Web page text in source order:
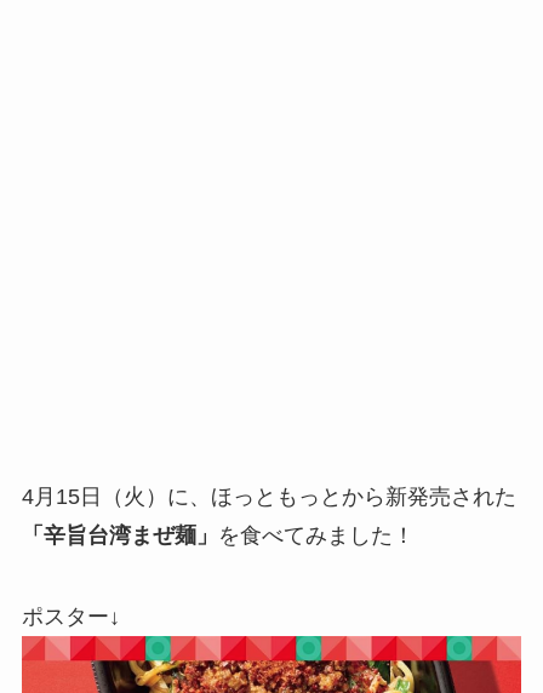
4月15日（火）に、ほっともっとから新発売された
「辛旨台湾まぜ麺」 を食べてみました！
ポスター↓